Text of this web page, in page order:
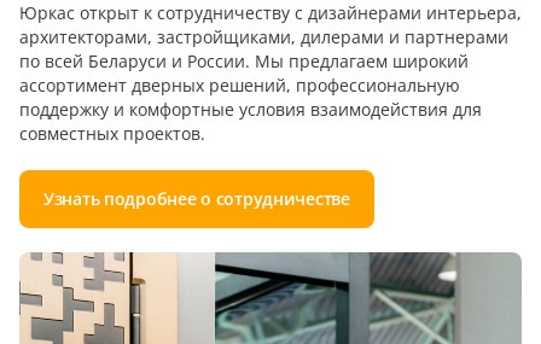
Юркас открыт к сотрудничеству с дизайнерами интерьера,
архитекторами, застройщиками, дилерами и партнерами
по всей Беларуси и России. Мы предлагаем широкий
ассортимент дверных решений, профессиональную
поддержку и комфортные условия взаимодействия для
совместных проектов.
Узнать подробнее о сотрудничестве